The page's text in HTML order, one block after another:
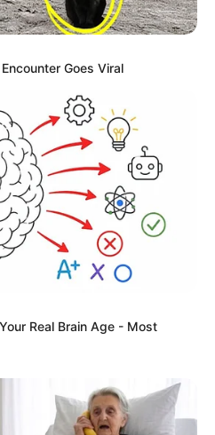
Goes Viral
Real Brain Age - Most